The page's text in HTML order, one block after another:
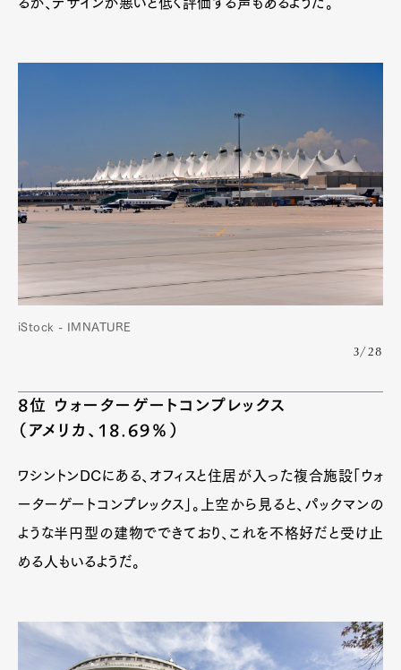
iStock - IMNATURE
3/28
8位 ウォーターゲートコンプレックス
（アメリカ、18.69％）
ワシントンDCにある、オフィスと住居が入った複合施設「ウォ
ーターゲートコンプレックス」。上空から見ると、パックマンの
ような半円型の建物でできており、これを不格好だと受け止
める人もいるようだ。